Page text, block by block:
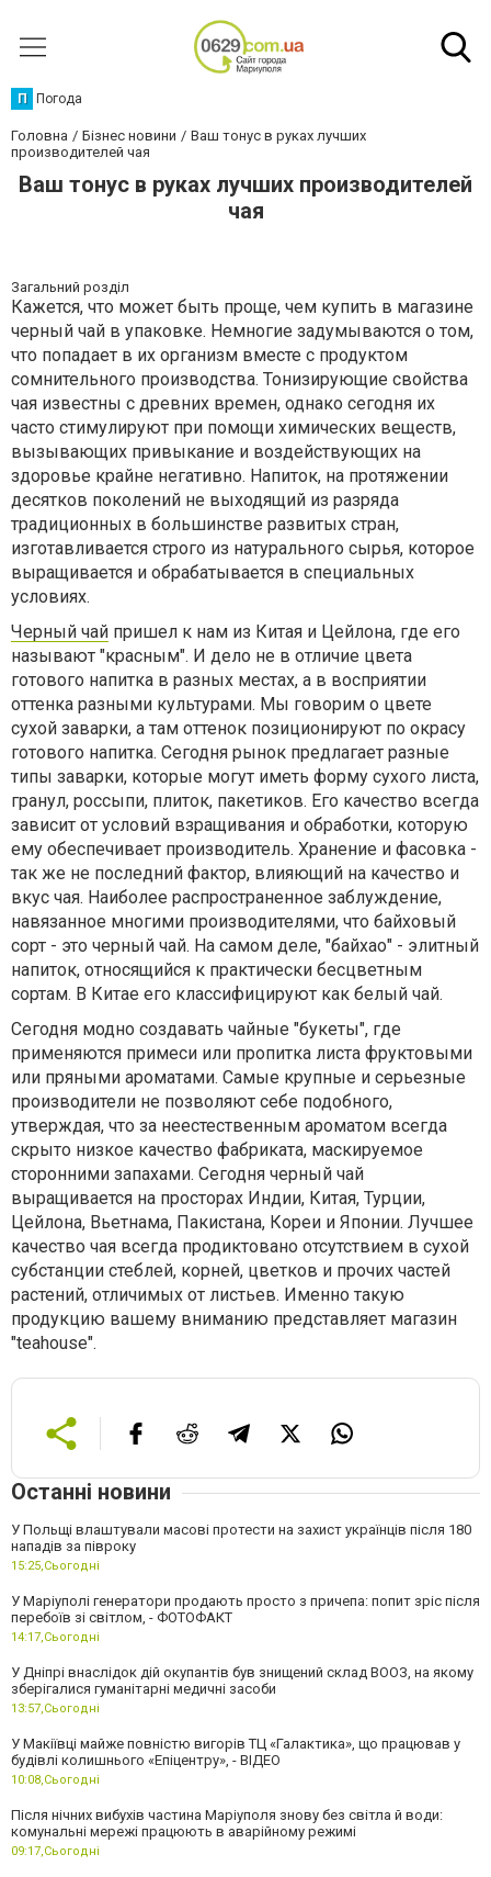
П Погода
Головна Бізнес новини
Ваш тонус в руках лучших
производителей чая
Ваш тонус в руках лучших производителей
чая
Загальний розділ
Кажется, что может быть проще, чем купить в магазине
черный чай в упаковке. Немногие задумываются о том,
что попадает в их организм вместе с продуктом
сомнительного производства. Тонизирующие свойства
чая известны с древних времен, однако сегодня их
часто стимулируют при помощи химических веществ,
вызывающих привыкание и воздействующих на
здоровье крайне негативно. Напиток, на протяжении
десятков поколений не выходящий из разряда
традиционных в большинстве развитых стран,
изготавливается строго из натурального сырья, которое
выращивается и обрабатывается в специальных
условиях.
Черный чай пришел к нам из Китая и Цейлона, где его
называют "красным". И дело не в отличие цвета
готового напитка в разных местах, а в восприятии
оттенка разными культурами. Мы говорим о цвете
сухой заварки, а там оттенок позиционируют по окрасу
готового напитка. Сегодня рынок предлагает разные
типы заварки, которые могут иметь форму сухого листа,
гранул, россыпи, плиток, пакетиков. Его качество всегда
зависит от условий взращивания и обработки, которую
ему обеспечивает производитель. Хранение и фасовка -
так же не последний фактор, влияющий на качество и
вкус чая. Наиболее распространенное заблуждение,
навязанное многими производителями, что байховый
сорт - это черный чай. На самом деле, "байхао" - элитный
напиток, относящийся к практически бесцветным
сортам. В Китае его классифицируют как белый чай.
Сегодня модно создавать чайные "букеты", где
применяются примеси или пропитка листа фруктовыми
или пряными ароматами. Самые крупные и серьезные
производители не позволяют себе подобного,
утверждая, что за неестественным ароматом всегда
скрыто низкое качество фабриката, маскируемое
сторонними запахами. Сегодня черный чай
выращивается на просторах Индии, Китая, Турции,
Цейлона, Вьетнама, Пакистана, Кореи и Японии. Лучшее
качество чая всегда продиктовано отсутствием в сухой
субстанции стеблей, корней, цветков и прочих частей
растений, отличимых от листьев. Именно такую
продукцию вашему вниманию представляет магазин
"teahouse".
Останні новини
У Польщі влаштували масові протести на захист українців після 180
нападів за півроку
15:25,Сьогодні
У Маріуполі генератори продають просто з причепа: попит зріс після
перебоїв зі світлом, - ФОТОФАКТ
14:17,Сьогодні
У Дніпрі внаслідок дій окупантів був знищений склад ВООЗ, на якому
зберігалися гуманітарні медичні засоби
13:57,Сьогодні
У Макіївці майже повністю вигорів ТЦ «Галактика», що працював у
будівлі колишнього «Епіцентру», - ВІДЕО
10:08,Сьогодні
Після нічних вибухів частина Маріуполя знову без світла й води:
комунальні мережі працюють в аварійному режимі
09:17,Сьогодні